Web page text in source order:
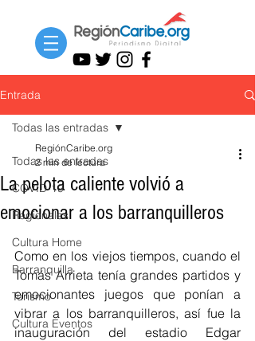
Entrada
Todas las entradas
COVID-19
Regionales
Cultura Home
Barranquilla
Turismo
Cultura Eventos
Todas las entradas
La pelota caliente volvió a
emocionar a los barranquilleros
RegiónCaribe.org
2 min de lectura
Como en los viejos tiempos, cuando el
Tomás Arrieta tenía grandes partidos y
emocionantes juegos que ponían a
vibrar a los barranquilleros, así fue la
inauguración del estadio Edgar